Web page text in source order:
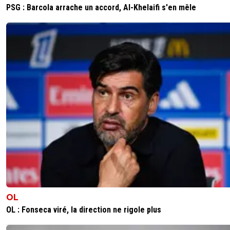
PSG : Barcola arrache un accord, Al-Khelaifi s'en mêle
OL
OL : Fonseca viré, la direction ne rigole plus